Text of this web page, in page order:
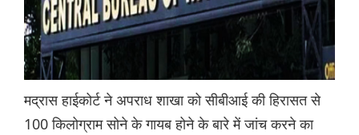
मद्रास हाईकोर्ट ने अपराध शाखा को सीबीआई की हिरासत से
100 किलोग्राम सोने के गायब होने के बारे में जांच करने का